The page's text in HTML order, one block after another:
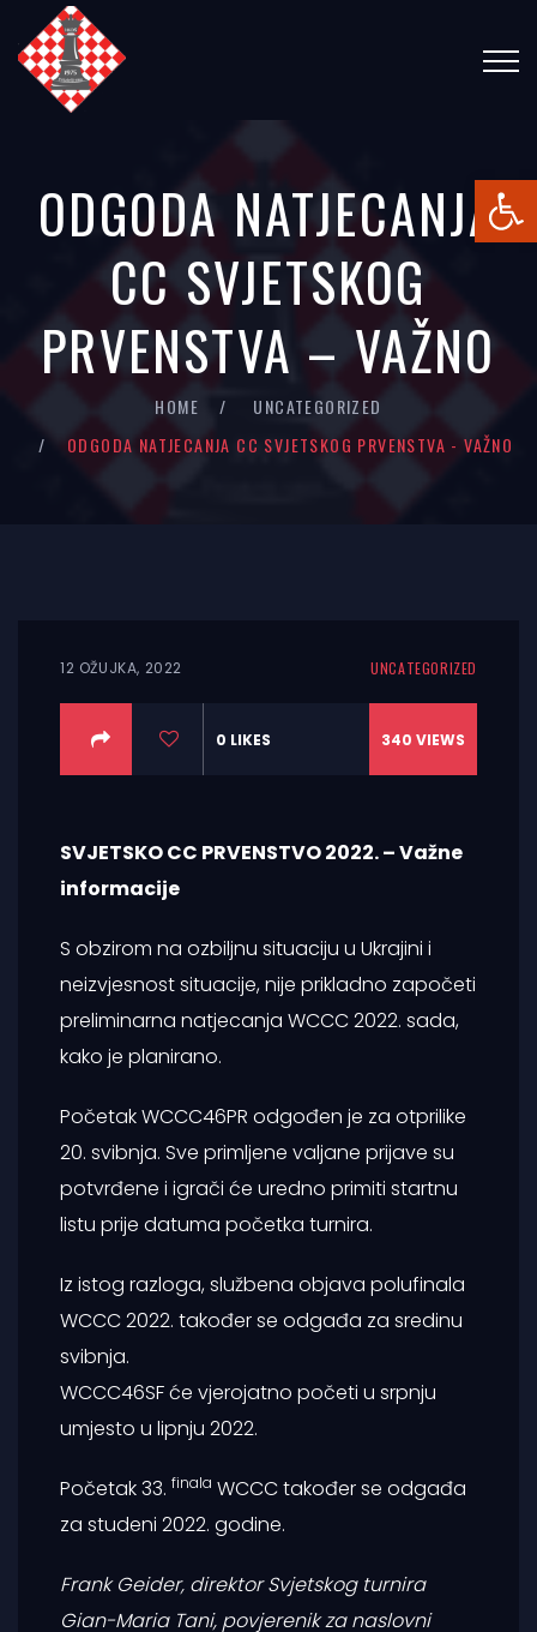
ODGODA NATJECANJA
CC SVJETSKOG
PRVENSTVA – VAŽNO
HOME
UNCATEGORIZED
ODGODA NATJECANJA CC SVJETSKOG PRVENSTVA - VAŽNO
12 OŽUJKA, 2022 UNCATEGORIZED
0 LIKES 340 VIEWS
SVJETSKO CC PRVENSTVO 2022. – Važne
informacije
S obzirom na ozbiljnu situaciju u Ukrajini i
neizvjesnost situacije, nije prikladno započeti
preliminarna natjecanja WCCC 2022. sada,
kako je planirano.
Početak WCCC46PR odgođen je za otprilike
20. svibnja. Sve primljene valjane prijave su
potvrđene i igrači će uredno primiti startnu
listu prije datuma početka turnira.
Iz istog razloga, službena objava polufinala
WCCC 2022. također se odgađa za sredinu
svibnja.
WCCC46SF će vjerojatno početi u srpnju
umjesto u lipnju 2022.
Početak 33. finala WCCC također se odgađa
za studeni 2022. godine.
Frank Geider, direktor Svjetskog turnira
Gian-Maria Tani, povjerenik za naslovni